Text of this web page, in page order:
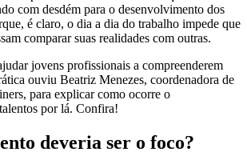
com desdém para o desenvolvimento dos
é claro, o dia a dia do trabalho impede que
comparar suas realidades com outras.
jovens profissionais a compreenderem
ouviu Beatriz Menezes, coordenadora de
para explicar como ocorre o
por lá. Confira!
deveria ser o foco?